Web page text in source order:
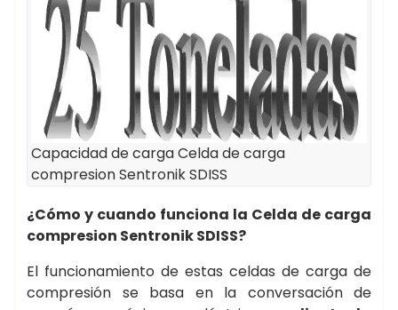
Capacidad de carga Celda de carga
compresion Sentronik SDISS
¿Cómo y cuando funciona la Celda de carga
compresion Sentronik SDISS?
El funcionamiento de estas celdas de carga de
compresión se basa en la conversación de